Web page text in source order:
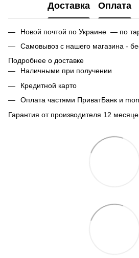
Доставка Оплата
Новой почтой по Украине — по
Самовывоз с нашего магазина -
Подробнее о доставке
Наличными при получении
Кредитной карто
Оплата частями ПриватБанк и
Гарантия от производителя 12